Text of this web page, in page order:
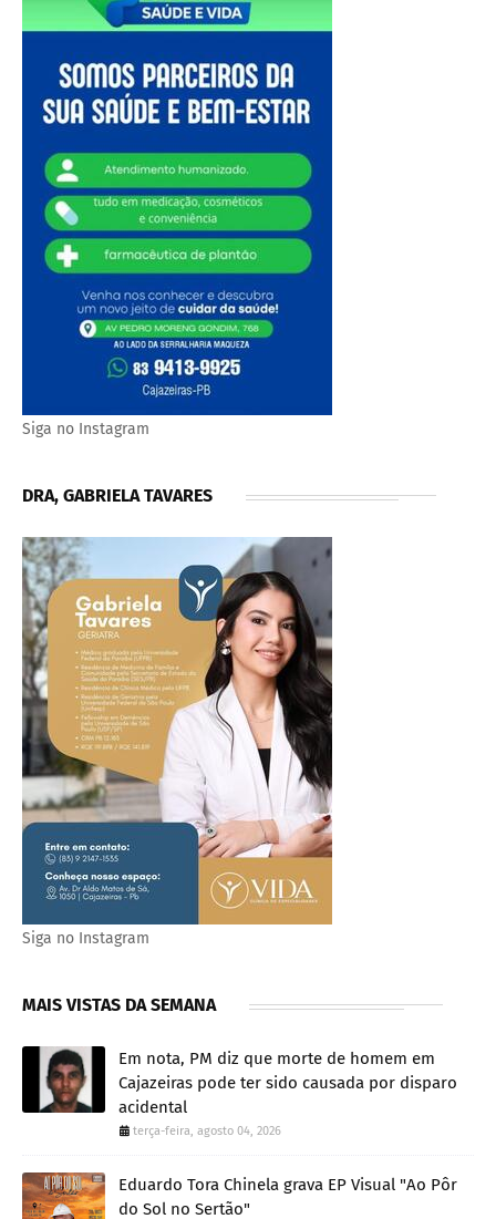
Siga no Instagram
DRA, GABRIELA TAVARES
Siga no Instagram
MAIS VISTAS DA SEMANA
Em nota, PM diz que morte de homem em
Cajazeiras pode ter sido causada por disparo
acidental
terça-feira, agosto 04, 2026
Eduardo Tora Chinela grava EP Visual "Ao Pôr
do Sol no Sertão"